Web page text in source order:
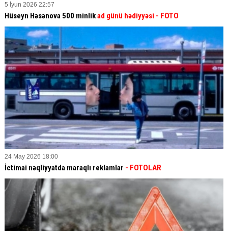
5 İyun 2026 22:57
Hüseyn Həsənova 500 minlikad günü hədiyyəsi - FOTO
24 May 2026 18:00
İctimai nəqliyyatda maraqlı reklamlar - FOTOLAR